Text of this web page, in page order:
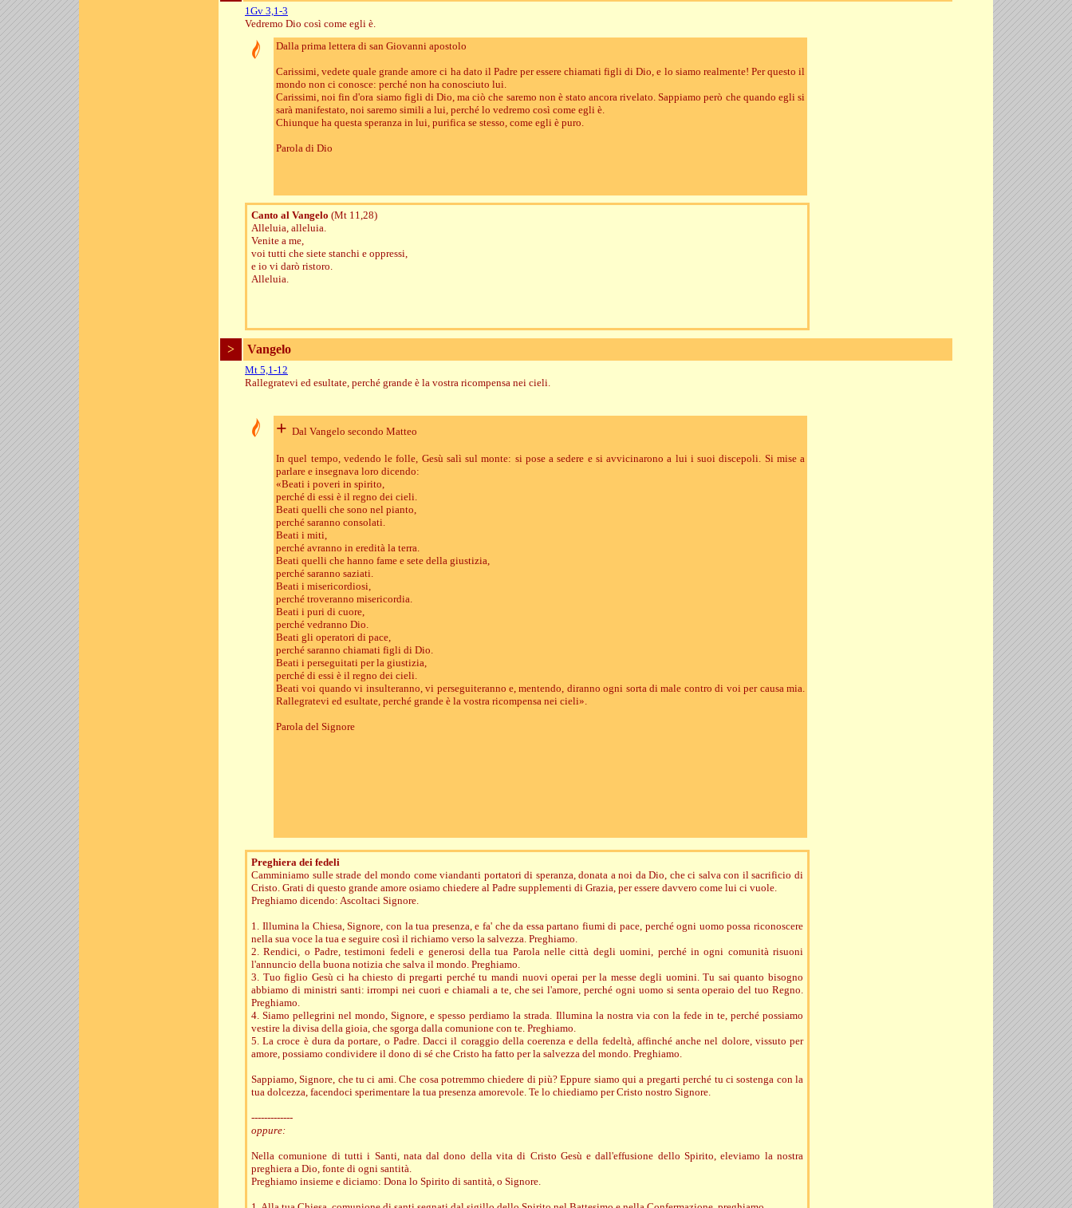
1Gv 3,1-3
Vedremo Dio così come egli è.
Dalla prima lettera di san Giovanni apostolo
Carissimi, vedete quale grande amore ci ha dato il Padre per essere chiamati figli di Dio, e lo siamo realmente! Per questo il
mondo non ci conosce: perché non ha conosciuto lui.
Carissimi, noi fin d'ora siamo figli di Dio, ma ciò che saremo non è stato ancora rivelato. Sappiamo però che quando egli si
sarà manifestato, noi saremo simili a lui, perché lo vedremo così come egli è.
Chiunque ha questa speranza in lui, purifica se stesso, come egli è puro.
Parola di Dio
Canto al Vangelo (Mt 11,28)
Alleluia, alleluia.
Venite a me,
voi tutti che siete stanchi e oppressi,
e io vi darò ristoro.
Alleluia.
> Vangelo
Mt 5,1-12
Rallegratevi ed esultate, perché grande è la vostra ricompensa nei cieli.
+ Dal Vangelo secondo Matteo
In quel tempo, vedendo le folle, Gesù salì sul monte: si pose a sedere e si avvicinarono a lui i suoi discepoli. Si mise a
parlare e insegnava loro dicendo:
«Beati i poveri in spirito,
perché di essi è il regno dei cieli.
Beati quelli che sono nel pianto,
perché saranno consolati.
Beati i miti,
perché avranno in eredità la terra.
Beati quelli che hanno fame e sete della giustizia,
perché saranno saziati.
Beati i misericordiosi,
perché troveranno misericordia.
Beati i puri di cuore,
perché vedranno Dio.
Beati gli operatori di pace,
perché saranno chiamati figli di Dio.
Beati i perseguitati per la giustizia,
perché di essi è il regno dei cieli.
Beati voi quando vi insulteranno, vi perseguiteranno e, mentendo, diranno ogni sorta di male contro di voi per causa mia.
Rallegratevi ed esultate, perché grande è la vostra ricompensa nei cieli».
Parola del Signore
Preghiera dei fedeli
Camminiamo sulle strade del mondo come viandanti portatori di speranza, donata a noi da Dio, che ci salva con il sacrificio di
Cristo. Grati di questo grande amore osiamo chiedere al Padre supplementi di Grazia, per essere davvero come lui ci vuole.
Preghiamo dicendo: Ascoltaci Signore.
1. Illumina la Chiesa, Signore, con la tua presenza, e fa' che da essa partano fiumi di pace, perché ogni uomo possa riconoscere
nella sua voce la tua e seguire così il richiamo verso la salvezza. Preghiamo.
2. Rendici, o Padre, testimoni fedeli e generosi della tua Parola nelle città degli uomini, perché in ogni comunità risuoni
l'annuncio della buona notizia che salva il mondo. Preghiamo.
3. Tuo figlio Gesù ci ha chiesto di pregarti perché tu mandi nuovi operai per la messe degli uomini. Tu sai quanto bisogno
abbiamo di ministri santi: irrompi nei cuori e chiamali a te, che sei l'amore, perché ogni uomo si senta operaio del tuo Regno.
Preghiamo.
4. Siamo pellegrini nel mondo, Signore, e spesso perdiamo la strada. Illumina la nostra via con la fede in te, perché possiamo
vestire la divisa della gioia, che sgorga dalla comunione con te. Preghiamo.
5. La croce è dura da portare, o Padre. Dacci il coraggio della coerenza e della fedeltà, affinché anche nel dolore, vissuto per
amore, possiamo condividere il dono di sé che Cristo ha fatto per la salvezza del mondo. Preghiamo.
Sappiamo, Signore, che tu ci ami. Che cosa potremmo chiedere di più? Eppure siamo qui a pregarti perché tu ci sostenga con la
tua dolcezza, facendoci sperimentare la tua presenza amorevole. Te lo chiediamo per Cristo nostro Signore.
-------------
oppure:
Nella comunione di tutti i Santi, nata dal dono della vita di Cristo Gesù e dall'effusione dello Spirito, eleviamo la nostra
preghiera a Dio, fonte di ogni santità.
Preghiamo insieme e diciamo: Dona lo Spirito di santità, o Signore.